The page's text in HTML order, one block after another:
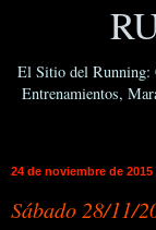
El Sitio del Running:
Entrenamientos,
24 de noviembre de 2015
Sábado 28/11/